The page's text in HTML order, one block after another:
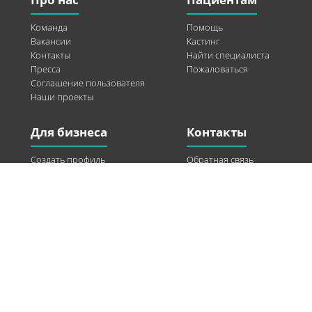
Команда
Вакансии
Контакты
Пресса
Соглашение пользователя
Наши проекты
Помощь
Кастинг
Найти специалиста
Пожаловаться
Для бизнеса
Создать профиль
Контакты
Обратная связь